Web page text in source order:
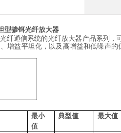
型掺铒光纤放大器
纤通信系统的光纤放大器产品系列 ，
增益平坦化，以及高增益和低噪声
最小
值
典型值 最大值